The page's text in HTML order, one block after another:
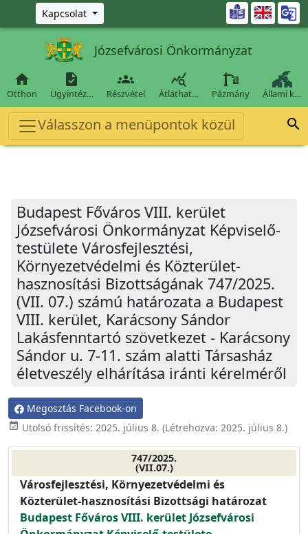
Ugrás a fő tartalomra
Kapcsolat 
Józsefvárosi Önkormányzat

Otthon

Ügyintéz…

Részvétel

Átláthat… Pázmány Állami k…
Válasszon a menüpontok közül 
Budapest Főváros VIII. kerület
Józsefvárosi Önkormányzat Képviselő-
testülete Városfejlesztési,
Környezetvédelmi és Közterület-
hasznosítási Bizottságának 747/2025.
(VII. 07.) számú határozata a Budapest
VIII. kerület, Karácsony Sándor
Lakásfenntartó szövetkezet - Karácsony
Sándor u. 7-11. szám alatti Társasház
életveszély elhárítása iránti kérelméről
Megosztás Facebook-on
event_available Utolsó frissítés: 2025. július 8. (Létrehozva: 2025. július 8.)
747/2025.
(VII.07.)
Városfejlesztési, Környezetvédelmi és
Közterület-hasznosítási Bizottsági határozat
Budapest Főváros VIII. kerület Józsefvárosi